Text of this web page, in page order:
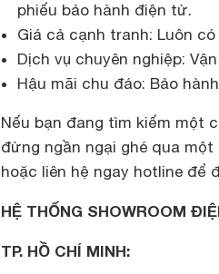
phiếu bảo hành điện tử.
Giá cả cạnh tranh: Luôn
Dịch vụ chuyên nghiệp:
Hậu mãi chu đáo: Bảo
Nếu bạn đang tìm kiếm một
đừng ngần ngại ghé qua
hoặc liên hệ ngay hotline
HỆ THỐNG SHOWROOM
TP. HỒ CHÍ MINH: